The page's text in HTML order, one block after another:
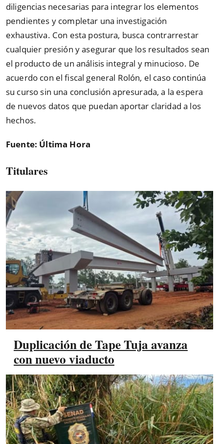
diligencias necesarias para integrar los elementos
pendientes y completar una investigación
exhaustiva. Con esta postura, busca contrarrestar
cualquier presión y asegurar que los resultados sean
el producto de un análisis integral y minucioso. De
acuerdo con el fiscal general Rolón, el caso continúa
su curso sin una conclusión apresurada, a la espera
de nuevos datos que puedan aportar claridad a los
hechos.
Fuente: Última Hora
Titulares
Duplicación de Tape Tuja avanza
con nuevo viaducto